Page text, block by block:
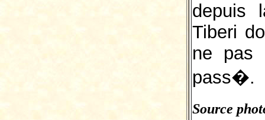
depuis
Tiberi
ne pas
pass�.
Source